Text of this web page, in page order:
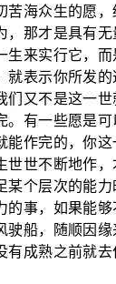
苦海众生的愿
，那才是具有
生来实行它，
就表示你所发
们又不是这一
。有一些愿是
能作完的，你这
世世不断地作
某个层次的能
的事，如果能够
驶船，随顺因
有成熟之前就